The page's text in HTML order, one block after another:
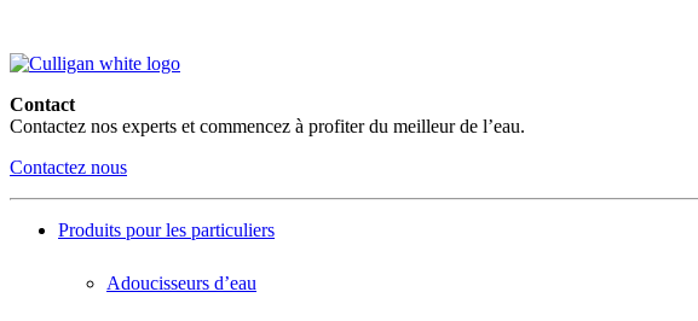
Contact
Contactez nos experts et commencez à profiter du meilleur de l’eau.
Contactez nous
Produits pour les particuliers
Adoucisseurs d’eau